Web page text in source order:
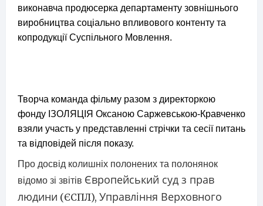
виконавча продюсерка департаменту зовнішнього
виробництва соціально впливового контенту та
копродукції Суспільного Мовлення.
Творча команда фільму разом з директоркою
фонду ІЗОЛЯЦІЯ Оксаною Саржевською-Кравченко
взяли участь у представленні стрічки та сесії питань
та відповідей після показу.
Про досвід колишніх полонених та полонянок
відомо зі звітів Європейський суд з прав
людини (ЄСПЛ), Управління Верховного